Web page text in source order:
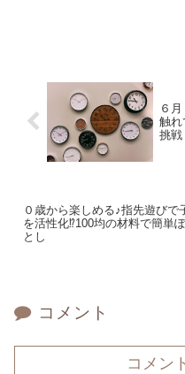
６
触れ
挑戦
０歳から楽しめる♪指先遊びで
を活性化⁉100均の材料で簡単
とし
コメント
コメン